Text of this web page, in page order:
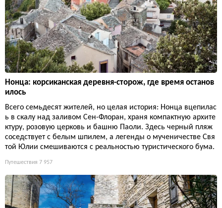
Нонца: корсиканская деревня-сторож, где время останов
илось
Всего семьдесят жителей, но целая история: Нонца вцепилас
ь в скалу над заливом Сен-Флоран, храня компактную архите
ктуру, розовую церковь и башню Паоли. Здесь черный пляж
соседствует с белым шпилем, а легенды о мученичестве Свя
той Юлии смешиваются с реальностью туристического бума.
Путешествия 7 957